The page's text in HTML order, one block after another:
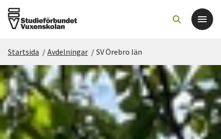
Det här gör vi
För dig som
Sök kurser och evenemang
Startsida / Avdelningar / SV Örebro län